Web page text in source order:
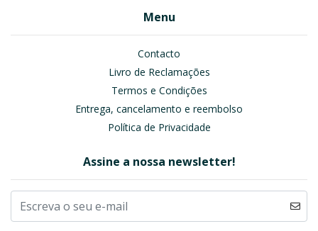
Menu
Contacto
Livro de Reclamações
Termos e Condições
Entrega, cancelamento e reembolso
Política de Privacidade
Assine a nossa newsletter!